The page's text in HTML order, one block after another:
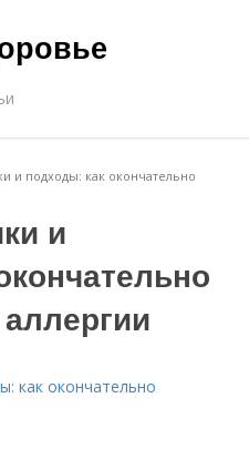
и подходы: как окончательно
и
как окончательно